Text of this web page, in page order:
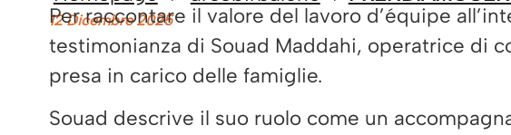
12 Dicembre 2025
Per raccontare il valore del lavoro d’équipe
testimonianza di Souad Maddahi, operatrice di
presa in carico delle famiglie.
Souad descrive il suo ruolo come un